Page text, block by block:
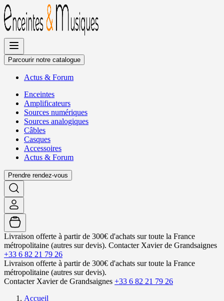
Allez
au
contenu
Parcourir notre catalogue
Actus & Forum
Enceintes
Amplificateurs
Sources numériques
Sources analogiques
Câbles
Casques
Accessoires
Actus & Forum
Prendre rendez-vous
Livraison offerte à partir de 300€ d'achats sur toute la France
métropolitaine (autres sur devis). Contacter Xavier de Grandsaignes
+33 6 82 21 79 26
Livraison offerte à partir de 300€ d'achats sur toute la France
métropolitaine (autres sur devis).
Contacter Xavier de Grandsaignes +33 6 82 21 79 26
Accueil